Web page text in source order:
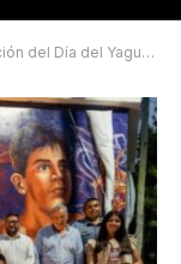
Yaguareté Correntino